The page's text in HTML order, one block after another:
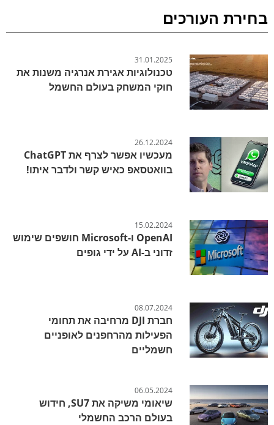
בחירת העורכים
31.01.2025
טכנולוגיות אגירת אנרגיה משנות את
חוקי המשחק בעולם החשמל
26.12.2024
מעכשיו אפשר לצרף את ChatGPT
בוואטסאפ כאיש קשר ולדבר איתו!
15.02.2024
OpenAI ו-Microsoft חושפים שימוש
זדוני ב-AI על ידי גופים
08.07.2024
חברת DJI מרחיבה את תחומי
הפעילות מהרחפנים לאופניים
חשמליים
06.05.2024
שיאומי משיקה את SU7, חידוש
בעולם הרכב החשמלי